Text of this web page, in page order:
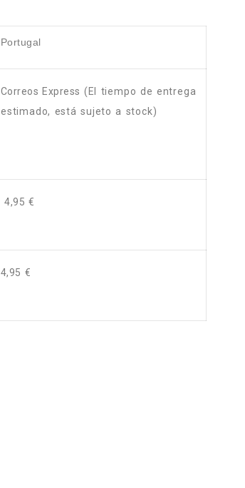
Portugal
Correos Express (El tiempo de entrega
estimado, está sujeto a stock)
4,95 €
4,95 €